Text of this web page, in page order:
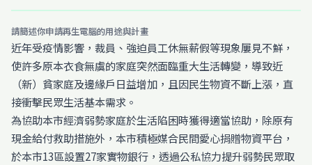
請簡述你申請再生電腦的用途與計畫
近年受疫情影響，裁員、強迫員工休無薪假等現象屢見不鮮，
使許多原本衣食無虞的家庭突然面臨重大生活轉變，導致近
（新）貧家庭及邊緣戶日益增加，且因民生物資不斷上漲，直
接衝擊民眾生活基本需求。
為協助本市經濟弱勢家庭於生活陷困時獲得適當協助，除原有
現金給付救助措施外，本市積極媒合民間愛心捐贈物資平台，
於本市13區設置27家實物銀行，透過公私協力提升弱勢民眾取